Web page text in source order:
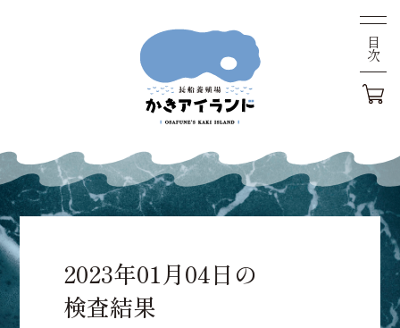
目次
2023年01月04日の
検査結果